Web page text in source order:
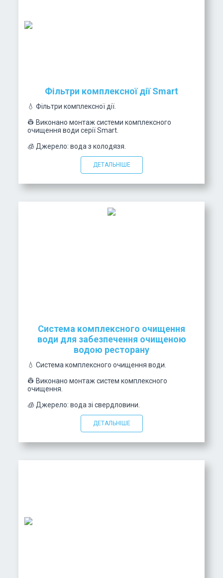
Фільтри комплексної дії Smart
💧 Фільтри комплексної дії.
👷 Виконано монтаж системи комплексного
очищення води серії Smart.
🧊 Джерело: вода з колодязя.
ДЕТАЛЬНІШЕ
Система комплексного очищення
води для забезпечення очищеною
водою ресторану
💧 Система комплексного очищення води.
👷 Виконано монтаж систем комплексного
очищення.
🧊 Джерело: вода зі свердловини.
ДЕТАЛЬНІШЕ